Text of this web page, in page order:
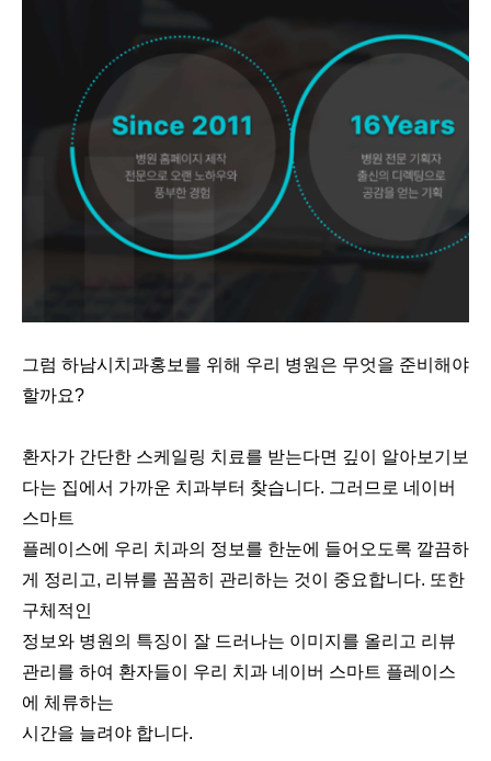
그럼 하남시치과홍보를 위해 우리 병원은 무엇을 준비해야
할까요?
환자가 간단한 스케일링 치료를 받는다면 깊이 알아보기보
다는 집에서 가까운 치과부터 찾습니다. 그러므로 네이버
스마트
플레이스에 우리 치과의 정보를 한눈에 들어오도록 깔끔하
게 정리고, 리뷰를 꼼꼼히 관리하는 것이 중요합니다. 또한
구체적인
정보와 병원의 특징이 잘 드러나는 이미지를 올리고 리뷰
관리를 하여 환자들이 우리 치과 네이버 스마트 플레이스
에 체류하는
시간을 늘려야 합니다.